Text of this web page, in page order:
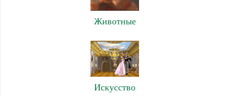
Животные
Искусство